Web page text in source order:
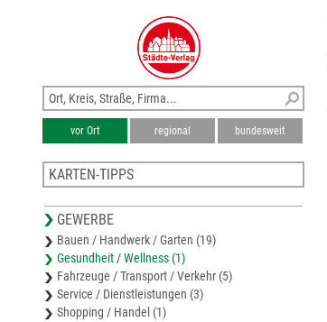
vor Ort regional bundesweit
KARTEN-TIPPS
Stadtplan Sulzbach-Rosenberg
Stadtplan Auerbach i.d.Opf.
Stadtplan Schwandorf
Stadtplan Burglengenfeld
GEWERBE
Bauen / Handwerk / Garten (19)
Gesundheit / Wellness (1)
Fahrzeuge / Transport / Verkehr (5)
Service / Dienstleistungen (3)
Shopping / Handel (1)